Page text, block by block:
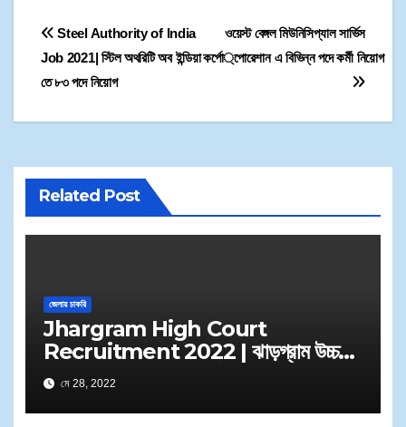
এর মধ্যে নিম্নলিখিত প্রক্রিয়ার
মাধ্যমে আবেদনপত্র জমা করতে
ওয়েস্ট বেঙ্গল মিউনিসিপ্যাল সার্ভিস
কর্পোরেশান এ বিভিন্ন পদে কর্মী নিয়োগ
Steel Authority of India
Job 2021| স্টিল অথরিটি অব ইন্ডিয়া
তে ৮৩ পদে নিয়োগ
Related Post
জেলায় চাকরি
Jhargram High Court
Recruitment 2022 | ঝাড়গ্রাম উচ্চ
আদালত এ বিভিন্ন পদে কর্মী নিয়োগ
মে 28, 2022